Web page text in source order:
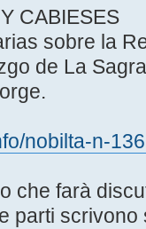
CABIESES
sobre la
de La
nobilta-n-
che farà
parti